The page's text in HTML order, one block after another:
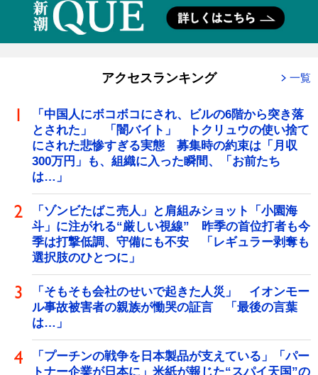
アクセスランキング 一覧
「中国人にボコボコにされ、ビルの6階から突き落
とされた」 「闇バイト」 トクリュウの使い捨て
にされた悲惨すぎる実態 募集時の約束は「月収
300万円」も、組織に入った瞬間、「お前たち
は…」
「ゾンビたばこ売人」と肩組みショット「小園海
斗」に注がれる“厳しい視線” 昨季の首位打者も今
季は打撃低調、守備にも不安 「レギュラー剥奪も
選択肢のひとつに」
「そもそも会社のせいで起きた人災」 イオンモー
ル事故被害者の親族が慟哭の証言 「最後の言葉
は…」
「プーチンの戦争を日本製品が支えている」「パー
トナー企業が日本に」米紙が報じた“スパイ天国”の